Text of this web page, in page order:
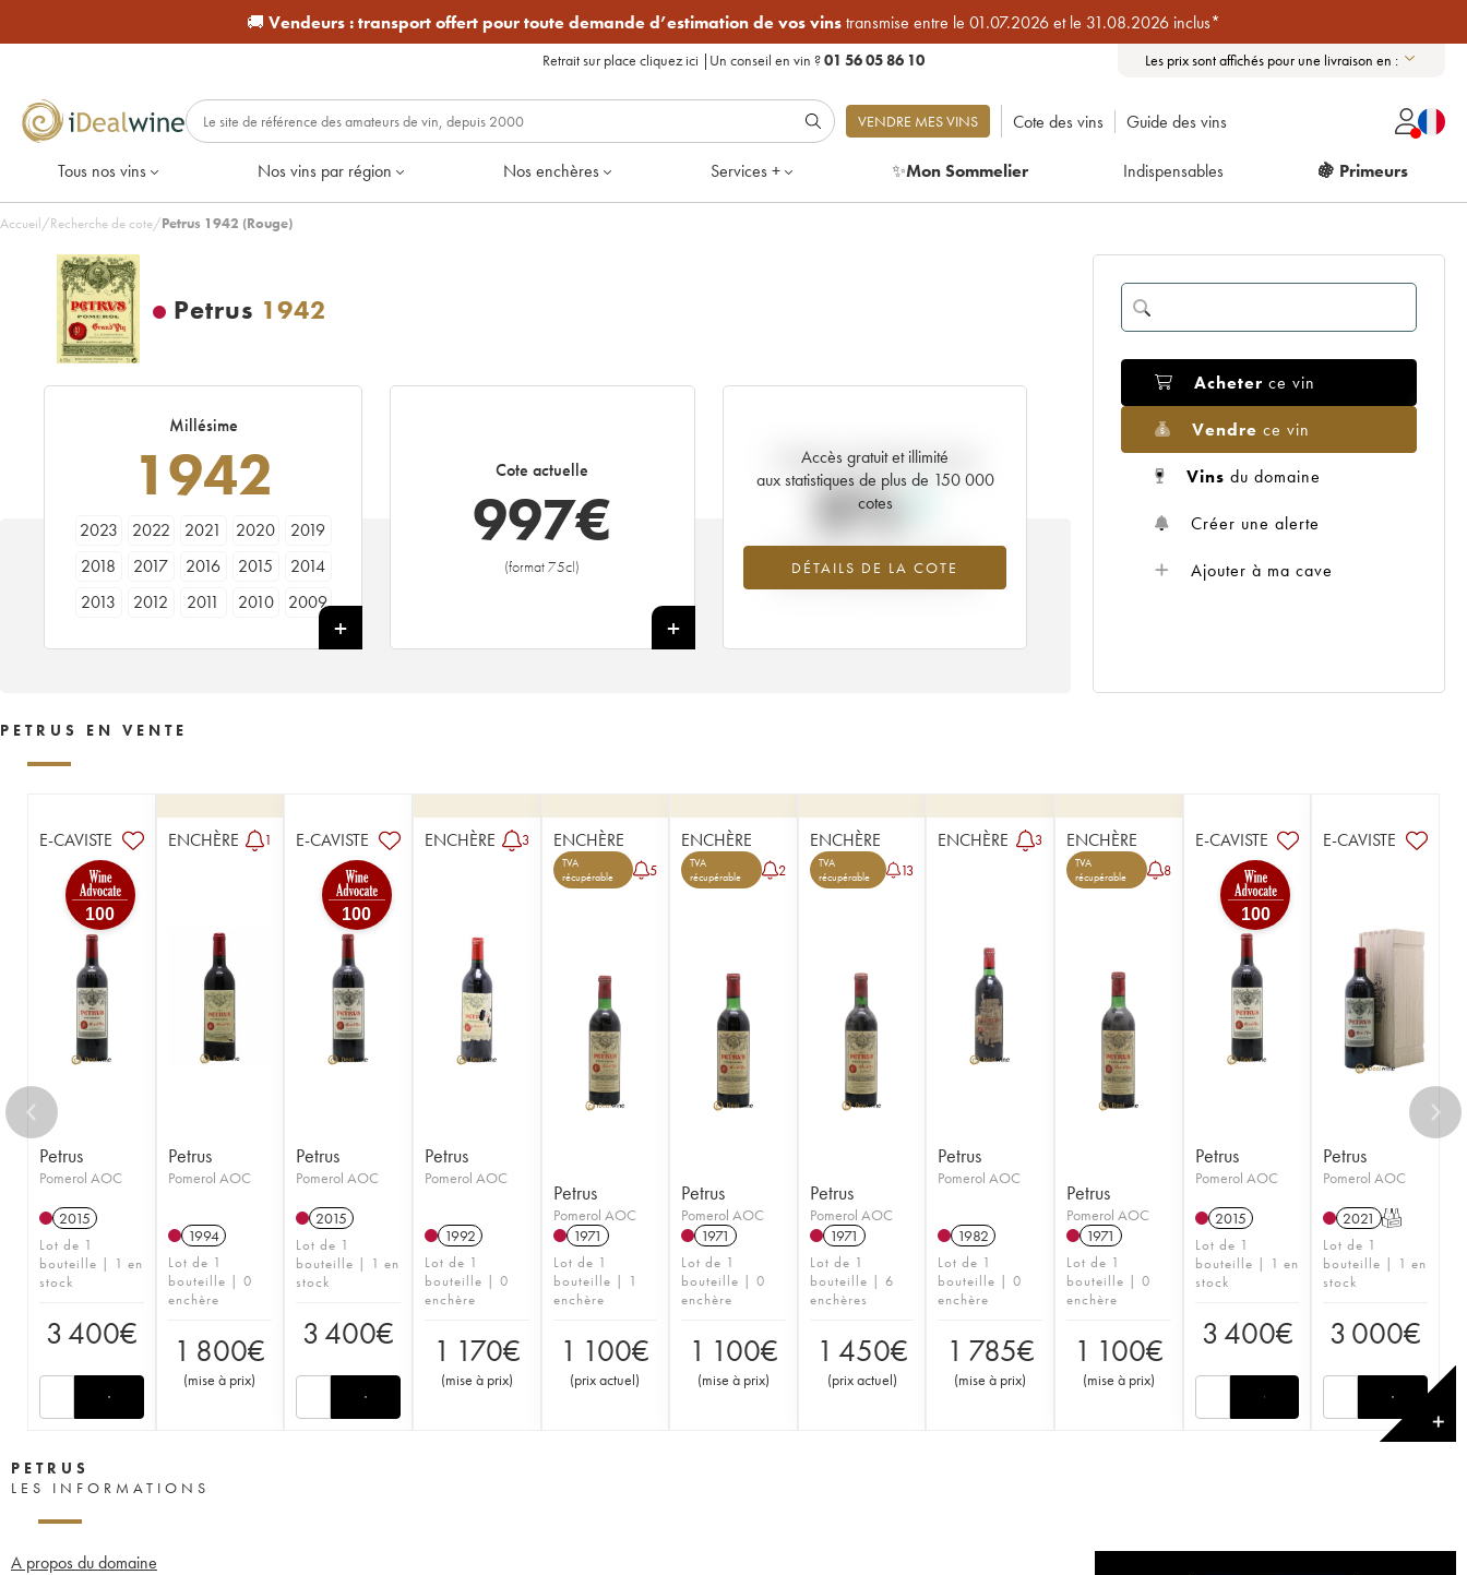
🚚 Vendeurs :transport offert pour toute demande d’estimation de vos vinstransmise entre le 01.07.2026 et le 31.08.2026 inclus*
Retrait sur place cliquez ici | Un conseil en vin ?01 56 05 86 10 Les prix sont affichés pour une livraison en :
VENDRE MES VINS Cote des vins Guide des vins
Tous nos vins Nos vins par région Nos enchères Services + ✨Mon Sommelier Indispensables 🍇 Primeurs
Accueil/Recherche de cote/Petrus 1942 (Rouge)
Petrus 1942
Millésime
1942
2023 2022 2021 2020
2019
2018
2017 2016 2015
2014
2013
2012 2011 2010
2009
1981 1980 1979
1976 1974
1972
1971
1968
1967
1961
1959
1955
1953
1950
1948
1945
1943
Cote actuelle
997€
(format 75cl)
+
Accès gratuit et illimité
aux statistiques de plus de 150 000
cotes
DÉTAILS DE LA COTE
Tendance actuelle de la cote
0%
Tendance à la hausse du millésime
1942 en 2026 par rapport à 2025
Acheter ce vin
Vendre ce vin
Vins du domaine
Créer une alerte
Ajouter à ma cave
PETRUS EN VENTE
E-CAVISTE
100
Petrus
Pomerol AOC
2015
Lot de 1
bouteille | 1 en
stock
3 400€
ENCHÈRE 1
Petrus
Pomerol AOC
1994
Lot de 1
bouteille | 0
enchère
1 800€
(mise à prix)
E-CAVISTE
100
Petrus
Pomerol AOC
2015
Lot de 1
bouteille | 1 en
stock
3 400€
ENCHÈRE 3
Petrus
Pomerol AOC
1992
Lot de 1
bouteille | 0
enchère
1 170€
(mise à prix)
ENCHÈRE
TVA
récupérable
5
Petrus
Pomerol AOC
1971
Lot de 1
bouteille | 1
enchère
1 100€
(prix actuel)
ENCHÈRE
TVA
récupérable
2
Petrus
Pomerol AOC
1971
Lot de 1
bouteille | 0
enchère
1 100€
(mise à prix)
ENCHÈRE
TVA
récupérable
13
Petrus
Pomerol AOC
1971
Lot de 1
bouteille | 6
enchères
1 450€
(prix actuel)
ENCHÈRE 3
Petrus
Pomerol AOC
1982
Lot de 1
bouteille | 0
enchère
1 785€
(mise à prix)
ENCHÈRE
TVA
récupérable
8
Petrus
Pomerol AOC
1971
Lot de 1
bouteille | 0
enchère
1 100€
(mise à prix)
E-CAVISTE
100
Petrus
Pomerol AOC
2015
Lot de 1
bouteille | 1 en
stock
3 400€
E-CAVISTE
Petrus
Pomerol AOC
2021 T
Lot de 1
bouteille | 1 en
stock
3 000€
✕
PETRUS
LES INFORMATIONS
A propos du domaine